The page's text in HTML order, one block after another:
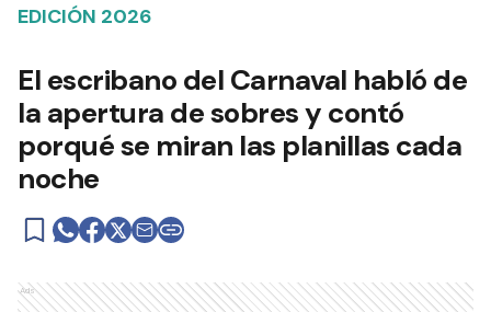
EDICIÓN 2026
El escribano del Carnaval habló de
la apertura de sobres y contó
porqué se miran las planillas cada
noche
Ads